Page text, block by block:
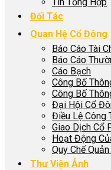
Đối Tác
Quan Hệ Cổ Đông
Báo Cáo Tài
Báo Cáo
Cáo Bạch
Công Bố
Công Bố
Đại Hội Cổ
Điều Lệ Công
Giao Dịch Cổ
Hoạt Động
Quy Chế
Thư Viện Ảnh